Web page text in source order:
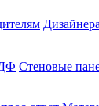
Стеновые